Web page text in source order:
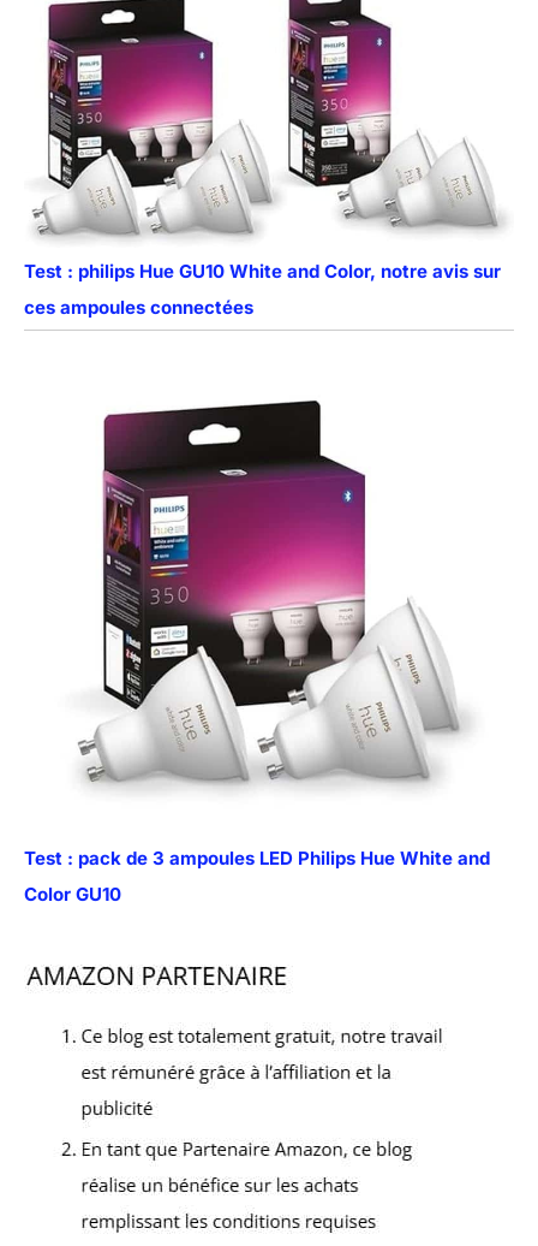
Test : philips Hue GU10 White and Color, notre avis sur
ces ampoules connectées
Test : pack de 3 ampoules LED Philips Hue White and
Color GU10